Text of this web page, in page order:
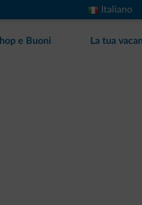
Italiano
e Buoni La tua